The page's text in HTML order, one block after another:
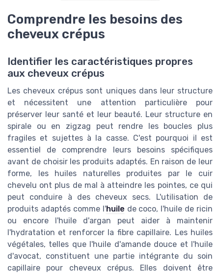
Comprendre les besoins des
cheveux crépus
Identifier les caractéristiques propres
aux cheveux crépus
Les cheveux crépus sont uniques dans leur structure
et nécessitent une attention particulière pour
préserver leur santé et leur beauté. Leur structure en
spirale ou en zigzag peut rendre les boucles plus
fragiles et sujettes à la casse. C'est pourquoi il est
essentiel de comprendre leurs besoins spécifiques
avant de choisir les produits adaptés. En raison de leur
forme, les huiles naturelles produites par le cuir
chevelu ont plus de mal à atteindre les pointes, ce qui
peut conduire à des cheveux secs. L'utilisation de
produits adaptés comme l'huile de coco, l'huile de ricin
ou encore l'huile d'argan peut aider à maintenir
l'hydratation et renforcer la fibre capillaire. Les huiles
végétales, telles que l'huile d'amande douce et l'huile
d'avocat, constituent une partie intégrante du soin
capillaire pour cheveux crépus. Elles doivent être